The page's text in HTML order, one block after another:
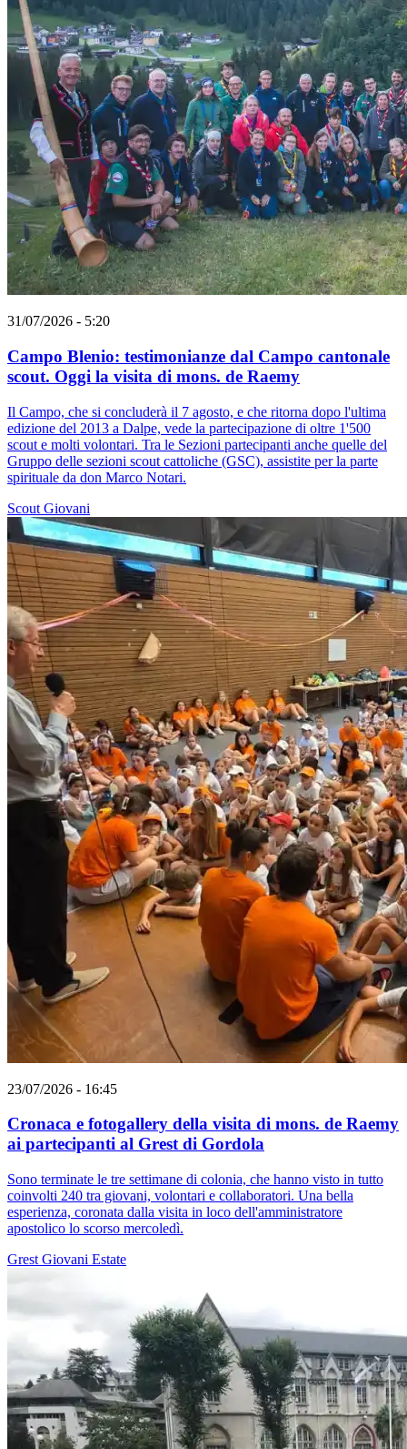
31/07/2026 - 5:20
Campo Blenio: testimonianze dal Campo cantonale
scout. Oggi la visita di mons. de Raemy
Il Campo, che si concluderà il 7 agosto, e che ritorna dopo l'ultima
edizione del 2013 a Dalpe, vede la partecipazione di oltre 1'500
scout e molti volontari. Tra le Sezioni partecipanti anche quelle del
Gruppo delle sezioni scout cattoliche (GSC), assistite per la parte
spirituale da don Marco Notari.
Scout Giovani
23/07/2026 - 16:45
Cronaca e fotogallery della visita di mons. de Raemy
ai partecipanti al Grest di Gordola
Sono terminate le tre settimane di colonia, che hanno visto in tutto
coinvolti 240 tra giovani, volontari e collaboratori. Una bella
esperienza, coronata dalla visita in loco dell'amministratore
apostolico lo scorso mercoledì.
Grest Giovani Estate